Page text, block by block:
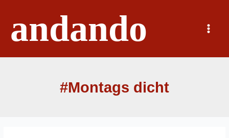
springenandando
Main
Menu
#Montags dicht